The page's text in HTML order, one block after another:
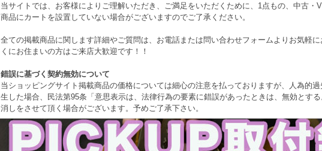
当サイトでは、お客様によりご理解いただき、ご満足をいただくために、1点もの、中古・
商品にカートを設置していない場合がございますのでご了承ください。
全ての掲載商品に関します詳細やご質問は、お電話または問い合わせフォームよりお気軽
くにお住まいの方はご来店大歓迎です！！
錯誤に基づく契約無効について
当ショッピングサイト掲載商品の価格については細心の注意を払っておりますが、人為的
生した場合、民法第95条「意思表示は、法律行為の要素に錯誤があったときは、無効とす
消しをさせて頂く場合がございます。予めご了承下さい。